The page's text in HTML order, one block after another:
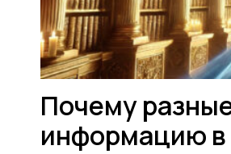
Почему
информацию